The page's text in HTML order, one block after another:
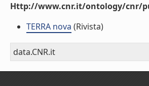
Http://www.cnr.it/ontology/cnr/
TERRA nova (Rivista)
data.CNR.it